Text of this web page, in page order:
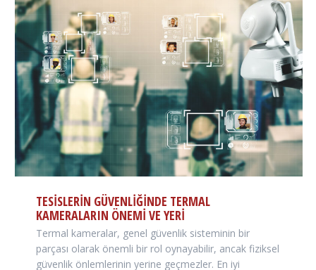
TESISLERIN GÜVENLIĞINDE TERMAL
KAMERALARIN ÖNEMI VE YERI
Termal kameralar, genel güvenlik sisteminin bir
parçası olarak önemli bir rol oynayabilir, ancak fiziksel
güvenlik önlemlerinin yerine geçmezler. En iyi